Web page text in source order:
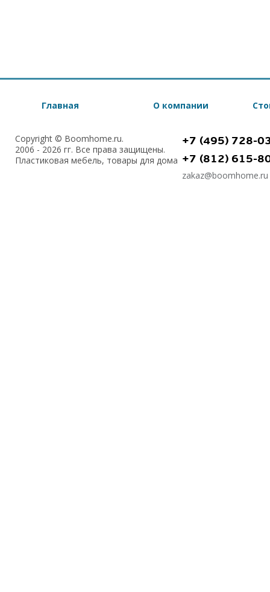
Главная О компании
Copyright © Boomhome.ru.
2006 - 2026 гг. Все права защищены.
Пластиковая мебель, товары для дома
+7 (495) 728-
+7 (812) 615-
zakaz@boomhome.ru